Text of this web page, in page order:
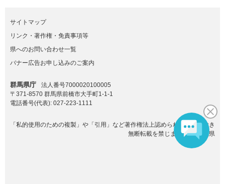
サイトマップ
リンク・著作権・免責事項等
県へのお問い合わせ一覧
バナー広告お申し込みのご案内
群馬県庁
法人番号7000020100005
〒371-8570 群馬県前橋市大手町1-1-1
電話番号(代表): 027-223-1111
「私的使用のための複製」や「引用」など著作権法上認められた場合を除き
無断転載を禁じます。(C)群馬県